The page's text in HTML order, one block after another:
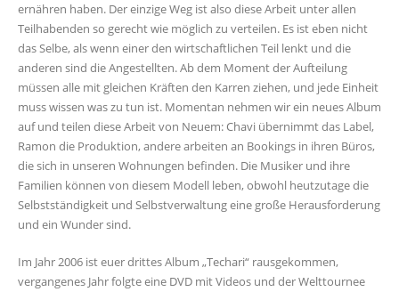
ernähren haben. Der einzige Weg ist also diese Arbeit unter allen
Teilhabenden so gerecht wie möglich zu verteilen. Es ist eben nicht
das Selbe, als wenn einer den wirtschaftlichen Teil lenkt und die
anderen sind die Angestellten. Ab dem Moment der Aufteilung
müssen alle mit gleichen Kräften den Karren ziehen, und jede Einheit
muss wissen was zu tun ist. Momentan nehmen wir ein neues Album
auf und teilen diese Arbeit von Neuem: Chavi übernimmt das Label,
Ramon die Produktion, andere arbeiten an Bookings in ihren Büros,
die sich in unseren Wohnungen befinden. Die Musiker und ihre
Familien können von diesem Modell leben, obwohl heutzutage die
Selbstständigkeit und Selbstverwaltung eine große Herausforderung
und ein Wunder sind.
Im Jahr 2006 ist euer drittes Album „Techari“ rausgekommen,
vergangenes Jahr folgte eine DVD mit Videos und der Welttournee